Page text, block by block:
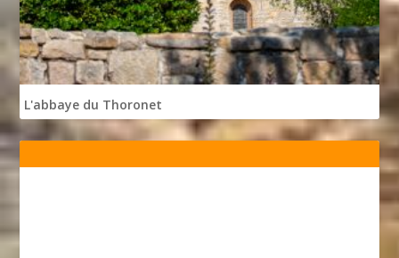
L'abbaye du Thoronet